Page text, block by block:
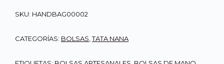
SKU: HANDBAG00002
CATEGORÍAS: BOLSAS ,TATA NANA